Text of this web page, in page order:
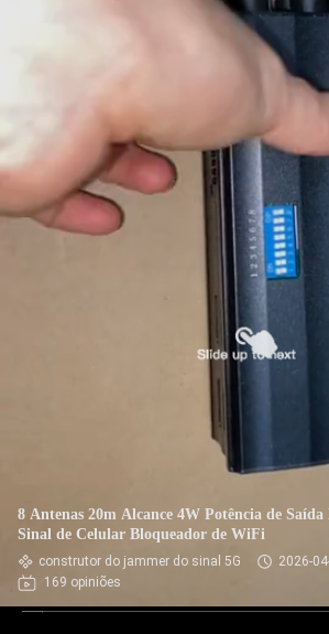
8 Antenas 20m Alcance 4W Potência de
Sinal de Celular Bloqueador de WiFi
construtor do jammer do sinal 5G
2026-
169 opiniões